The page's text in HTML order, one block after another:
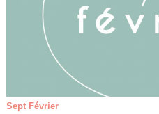
Sept Février